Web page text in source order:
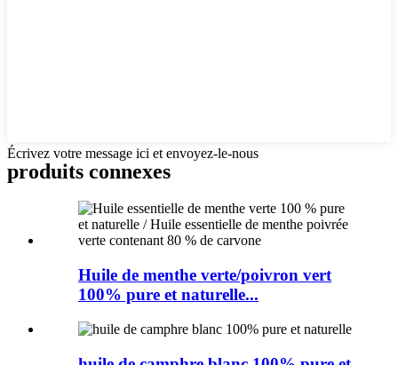
Écrivez votre message ici et envoyez-le-nous
produits connexes
Huile de menthe verte/poivron vert
100% pure et naturelle...